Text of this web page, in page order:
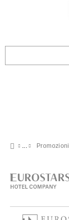
Promozioni